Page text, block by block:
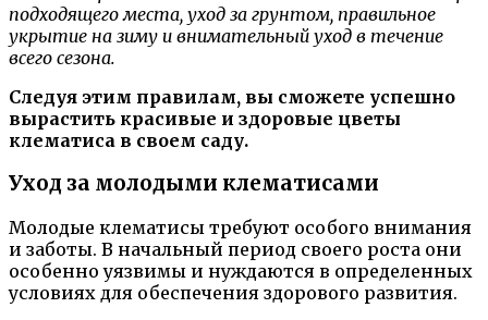
подходящего места, уход за грунтом, правильное
укрытие на зиму и внимательный уход в течение
всего сезона.
Следуя этим правилам, вы сможете успешно
вырастить красивые и здоровые цветы
клематиса в своем саду.
Уход за молодыми клематисами
Молодые клематисы требуют особого внимания
и заботы. В начальный период своего роста они
особенно уязвимы и нуждаются в определенных
условиях для обеспечения здорового развития.